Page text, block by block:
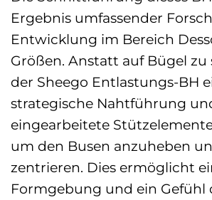
Ergebnis umfassender
Entwicklung im Bereich
Größen. Anstatt auf Bügel zu
der Sheego Entlastungs-BH
strategische Nahtführung
eingearbeitete
um den Busen anzuheben
zentrieren. Dies ermöglicht
Formgebung und ein Gefühl